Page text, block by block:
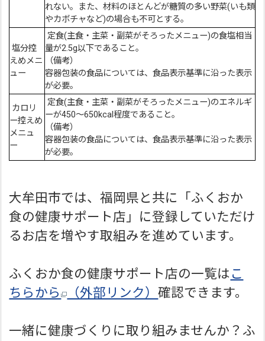
れない。また、材料のほとんどが糖質の多い野菜(いも類
やカボチャなど)の場合も不可とする。
塩分控
えめメニ
ュー
定食(主食・主菜・副菜がそろったメニュー)の食塩相当
量が2.5g以下であること。
（備考）
容器包装の食品については、食品表示基準に沿った表示
が必要。
カロリ
ー控えめ
メニュ
ー
定食(主食・主菜・副菜がそろったメニュー)のエネルギ
ーが450～650kcal程度であること。
（備考）
容器包装の食品については、食品表示基準に沿った表示
が必要。
大牟田市では、福岡県と共に「ふくおか
食の健康サポート店」に登録していただけ
るお店を増やす取組みを進めています。
ふくおか食の健康サポート店の一覧は こ
ちらから
（外部リンク）確認できます。
一緒に健康づくりに取り組みませんか？ふ